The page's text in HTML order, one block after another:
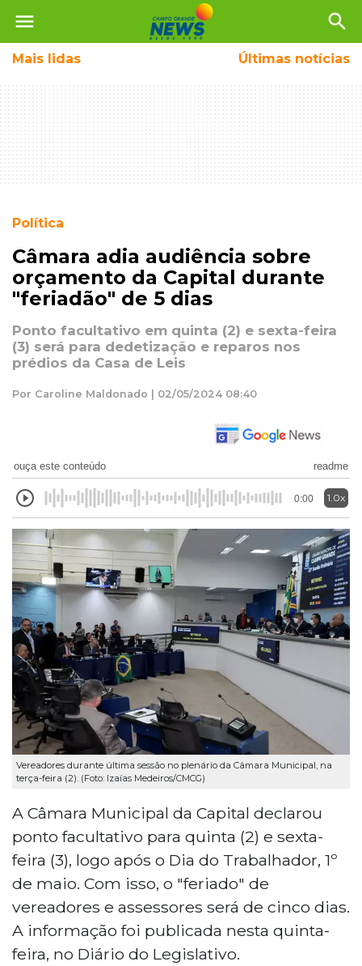
menu search
Mais lidas Últimas notícias
Política
Câmara adia audiência sobre
orçamento da Capital durante
"feriadão" de 5 dias
Ponto facultativo em quinta (2) e sexta-feira
(3) será para dedetização e reparos nos
prédios da Casa de Leis
Por Caroline Maldonado | 02/05/2024 08:40
ouça este conteúdo readme
0:00 1.0x
Vereadores durante última sessão no plenário da Câmara Municipal, na
terça-feira (2). (Foto: Izaías Medeiros/CMCG)
A Câmara Municipal da Capital declarou
ponto facultativo para quinta (2) e sexta-
feira (3), logo após o Dia do Trabalhador, 1º
de maio. Com isso, o "feriado" de
vereadores e assessores será de cinco dias.
A informação foi publicada nesta quinta-
feira, no Diário do Legislativo.